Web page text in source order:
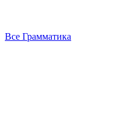
Все Грамматика